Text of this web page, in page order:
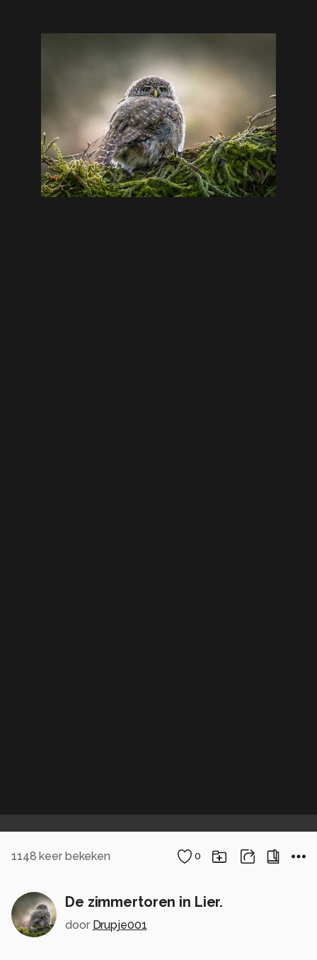
1148 keer bekeken 0
De zimmertoren in Lier.
door Drupje001